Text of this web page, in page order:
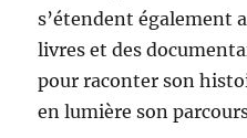
s’étendent également
livres et des
pour raconter son
en lumière son